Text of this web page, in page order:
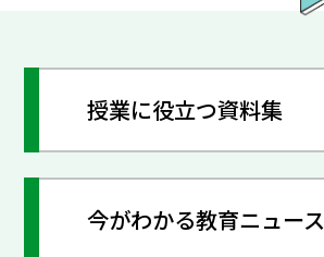
授業に役立つ資料集
今がわかる教育ニュース